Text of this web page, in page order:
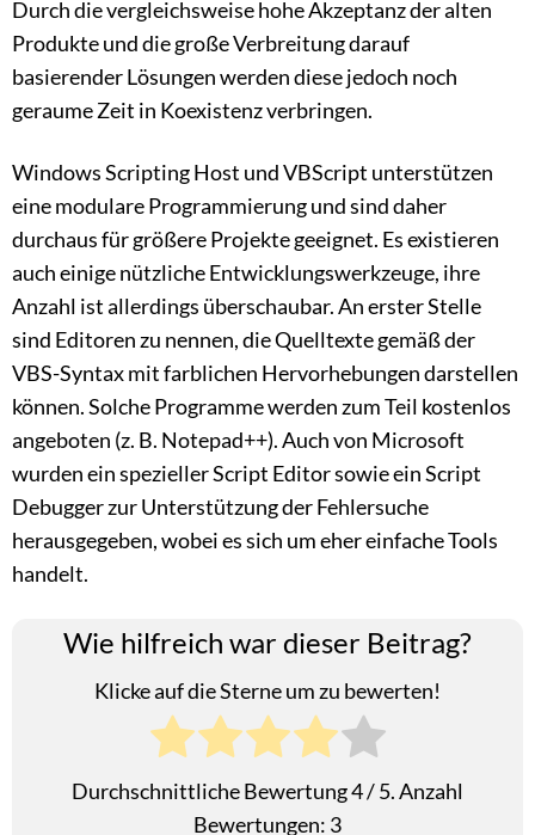
Durch die vergleichsweise hohe Akzeptanz der alten
Produkte und die große Verbreitung darauf
basierender Lösungen werden diese jedoch noch
geraume Zeit in Koexistenz verbringen.
Windows Scripting Host und VBScript unterstützen
eine modulare Programmierung und sind daher
durchaus für größere Projekte geeignet. Es existieren
auch einige nützliche Entwicklungswerkzeuge, ihre
Anzahl ist allerdings überschaubar. An erster Stelle
sind Editoren zu nennen, die Quelltexte gemäß der
VBS-Syntax mit farblichen Hervorhebungen darstellen
können. Solche Programme werden zum Teil kostenlos
angeboten (z. B. Notepad++). Auch von Microsoft
wurden ein spezieller Script Editor sowie ein Script
Debugger zur Unterstützung der Fehlersuche
herausgegeben, wobei es sich um eher einfache Tools
handelt.
Wie hilfreich war dieser Beitrag?
Klicke auf die Sterne um zu bewerten!
Durchschnittliche Bewertung4/ 5. Anzahl
Bewertungen: 3